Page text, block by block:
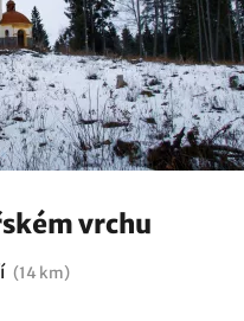
vrchu
(14 km)